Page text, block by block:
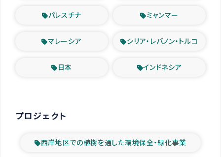
パレスチナ ミャンマー
マレーシア シリア・レバノン・トルコ
日本 インドネシア
プロジェクト
西岸地区での植樹を通した環境保全・緑化事業